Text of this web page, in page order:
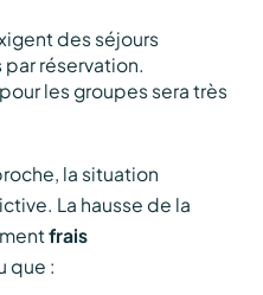
des séjours
par réservation.
les groupes sera très
la situation
La hausse de la
frais
que :